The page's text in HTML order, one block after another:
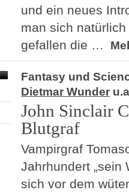
und ein neues
man sich
gefallen die …
Fantasy und
Dietmar Wunder
John Sinclair
Blutgraf
Vampirgraf
Jahrhundert „sein
sich vor dem